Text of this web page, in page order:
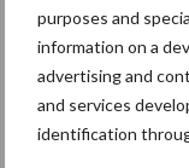
purposes and
information on a
advertising and
and services
identification
Themapagina's